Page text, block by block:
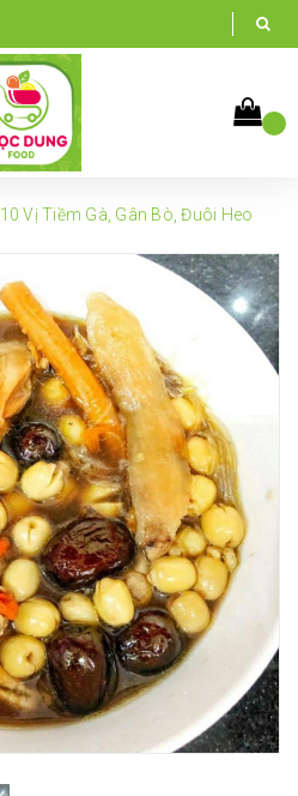
10 Vị Tiềm Gà, Gân Bò, Đuôi Heo